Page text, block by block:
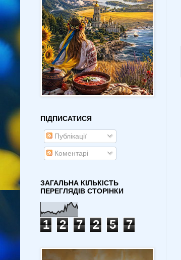
ПІДПИСАТИСЯ
Публікації
Коментарі
ЗАГАЛЬНА КІЛЬКІСТЬ
ПЕРЕГЛЯДІВ СТОРІНКИ
1 2 7 2 5 7